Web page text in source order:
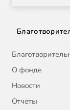
О фонде
Новости
Отчёты